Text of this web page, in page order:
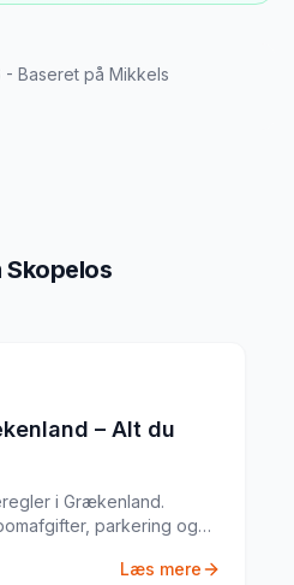
- Baseret på Mikkels
Skopelos
– Alt du
i Grækenland.
parkering og
Læs mere